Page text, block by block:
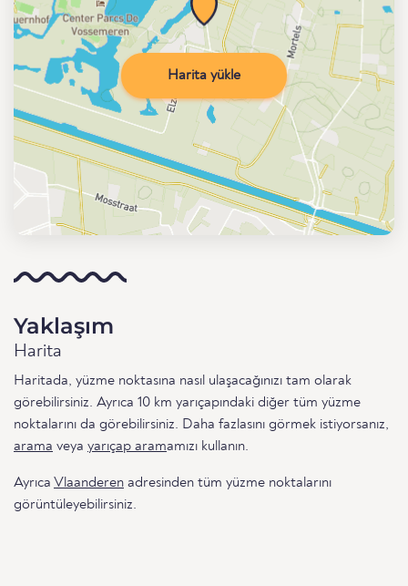
Harita yükle
Yaklaşım
Harita
Haritada, yüzme noktasına nasıl ulaşacağınızı tam olarak
görebilirsiniz. Ayrıca 10 km yarıçapındaki diğer tüm yüzme
noktalarını da görebilirsiniz. Daha fazlasını görmek istiyorsanız,
arama veya yarıçap aramamızı kullanın.
Ayrıca Vlaanderen adresinden tüm yüzme noktalarını
görüntüleyebilirsiniz.